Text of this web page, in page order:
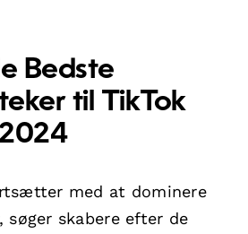
Bedste
til TikTok
med at dominere
søger skabere efter de